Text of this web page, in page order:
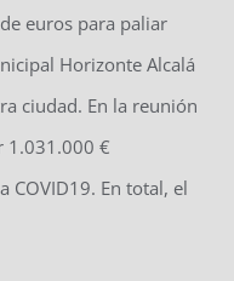
euros para paliar
Horizonte Alcalá
ciudad. En la reunión
1.031.000 €
COVID19. En total, el